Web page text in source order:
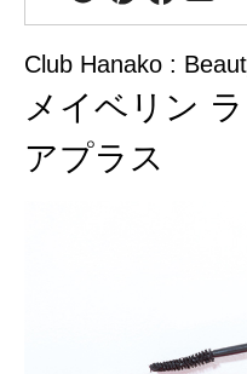
Club Hanako :
メイベリン
アプラス